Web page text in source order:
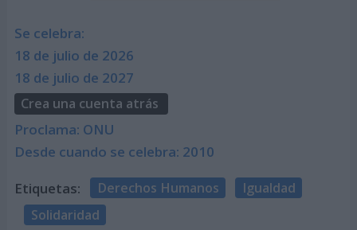
Se celebra:
18 de julio de 2026
18 de julio de 2027
Crea una cuenta atrás
Proclama: ONU
Desde cuando se celebra: 2010
Etiquetas: Derechos Humanos
Igualdad
Solidaridad